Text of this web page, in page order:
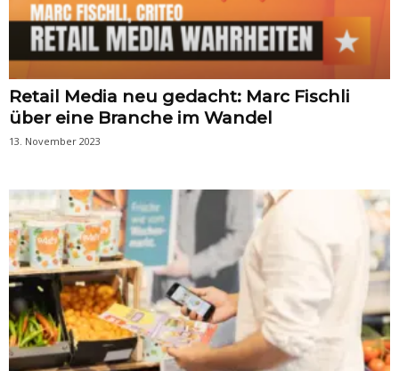
Retail Media neu gedacht: Marc Fischli
über eine Branche im Wandel
13. November 2023